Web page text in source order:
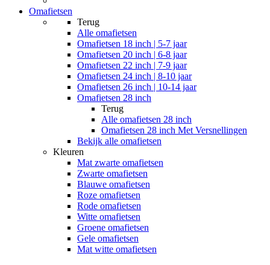
Omafietsen
Terug
Alle omafietsen
Omafietsen 18 inch | 5-7 jaar
Omafietsen 20 inch | 6-8 jaar
Omafietsen 22 inch | 7-9 jaar
Omafietsen 24 inch | 8-10 jaar
Omafietsen 26 inch | 10-14 jaar
Omafietsen 28 inch
Terug
Alle omafietsen 28 inch
Omafietsen 28 inch Met Versnellingen
Bekijk alle omafietsen
Kleuren
Mat zwarte omafietsen
Zwarte omafietsen
Blauwe omafietsen
Roze omafietsen
Rode omafietsen
Witte omafietsen
Groene omafietsen
Gele omafietsen
Mat witte omafietsen